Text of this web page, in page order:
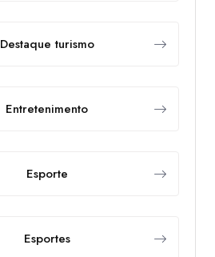
Destaque turismo
Entretenimento
Esporte
Esportes